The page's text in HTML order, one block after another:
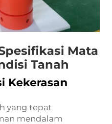
Mata
Tanah
Kekerasan
yang tepat
mendalam